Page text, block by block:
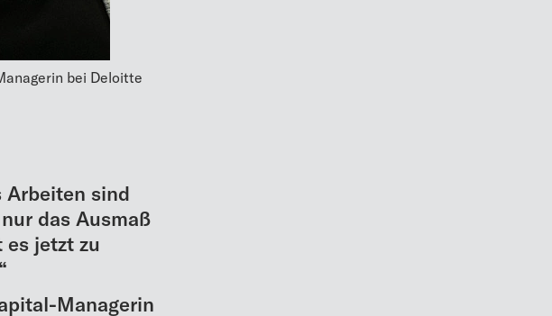
bei Deloitte
Arbeiten sind
das Ausmaß
es jetzt zu
Managerin